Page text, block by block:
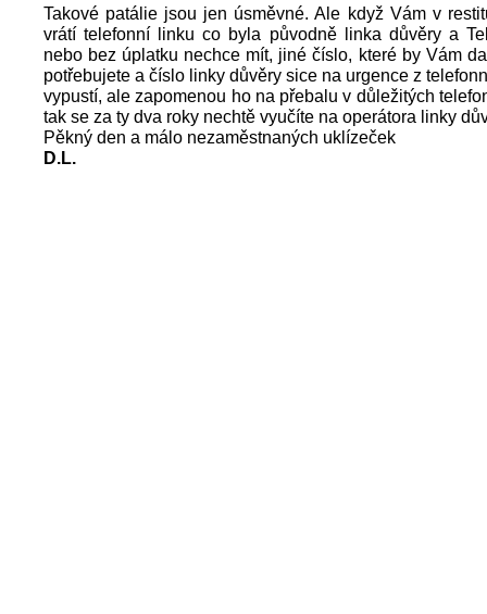
Takové patálie jsou jen úsměvné. Ale když Vám v
vrátí telefonní linku co byla původně linka důvěry a
nebo bez úplatku nechce mít, jiné číslo, které by Vám
potřebujete a číslo linky důvěry sice na urgence z
vypustí, ale zapomenou ho na přebalu v důležitých
tak se za ty dva roky nechtě vyučíte na operátora linky
Pěkný den a málo nezaměstnaných uklízeček
D.L.